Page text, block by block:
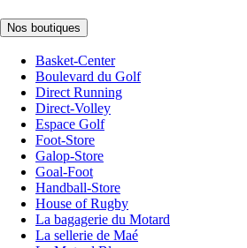
Nos boutiques
Basket-Center
Boulevard du Golf
Direct Running
Direct-Volley
Espace Golf
Foot-Store
Galop-Store
Goal-Foot
Handball-Store
House of Rugby
La bagagerie du Motard
La sellerie de Maé